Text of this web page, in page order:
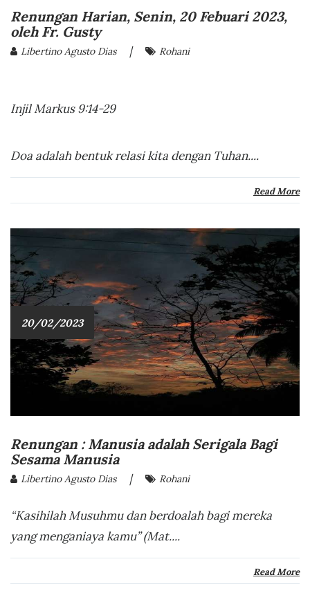
Renungan Harian, Senin, 20 Febuari 2023,
oleh Fr. Gusty
Libertino Agusto Dias | Rohani
Injil Markus 9:14-29
Doa adalah bentuk relasi kita dengan Tuhan....
Read More
20/02/2023
Renungan : Manusia adalah Serigala Bagi
Sesama Manusia
Libertino Agusto Dias | Rohani
“Kasihilah Musuhmu dan berdoalah bagi mereka
yang menganiaya kamu” (Mat....
Read More